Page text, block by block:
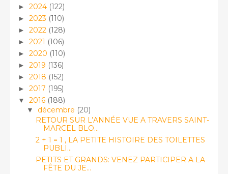
► 2024 (122)
► 2023 (110)
► 2022 (128)
► 2021 (106)
► 2020 (110)
► 2019 (136)
► 2018 (152)
► 2017 (195)
▼ 2016 (188)
▼ décembre (20)
RETOUR SUR L’ANNÉE VUE A TRAVERS SAINT-
MARCEL BLO...
2 + 1 = 1 , LA PETITE HISTOIRE DES TOILETTES
PUBLI...
PETITS ET GRANDS: VENEZ PARTICIPER A LA
FÊTE DU JE...